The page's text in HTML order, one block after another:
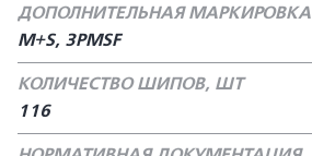
ДОПОЛНИТЕЛЬНАЯ МАРКИРОВКА
M+S, 3PMSF
КОЛИЧЕСТВО ШИПОВ, ШТ
116